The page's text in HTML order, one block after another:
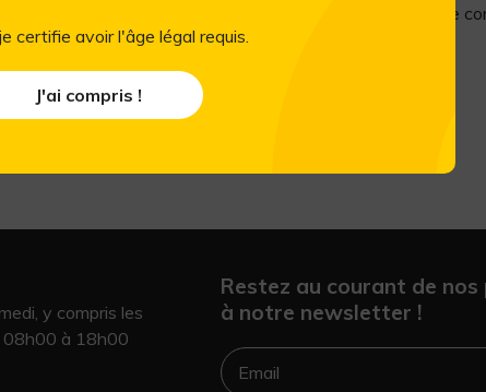
contient 30% de sucre en moins qu'un soda classic et ne
conservateurs, d'édulcorants ou de colorants artificiels.
y compris les
08h00 à 18h00
Restez au courant de
à notre newsletter !
certifie avoir l'âge légal requis.
J'ai compris !